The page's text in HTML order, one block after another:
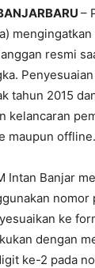
–
resmi
tahun 2015
kelancaran
maupun offline.
Intan Banjar
nomor
ke
dengan
ke-2 pada